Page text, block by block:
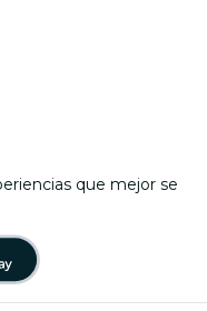
que mejor se